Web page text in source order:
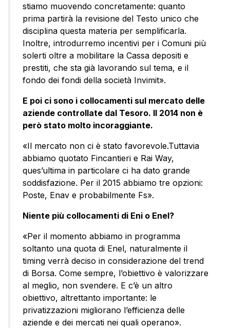
stiamo muovendo concretamente: quanto
prima partirà la revisione del Testo unico che
disciplina questa materia per semplificarla.
Inoltre, introdurremo incentivi per i Comuni più
solerti oltre a mobilitare la Cassa depositi e
prestiti, che sta già lavorando sul tema, e il
fondo dei fondi della società Invimit».
E poi ci sono i collocamenti sul mercato delle
aziende controllate dal Tesoro. Il 2014 non è
però stato molto incoraggiante.
«Il mercato non ci è stato favorevole.Tuttavia
abbiamo quotato Fincantieri e Rai Way,
ques’ultima in particolare ci ha dato grande
soddisfazione. Per il 2015 abbiamo tre opzioni:
Poste, Enav e probabilmente Fs».
Niente più collocamenti di Eni o Enel?
«Per il momento abbiamo in programma
soltanto una quota di Enel, naturalmente il
timing verrà deciso in considerazione del trend
di Borsa. Come sempre, l’obiettivo è valorizzare
al meglio, non svendere. E c’è un altro
obiettivo, altrettanto importante: le
privatizzazioni migliorano l’efficienza delle
aziende e dei mercati nei quali operano».